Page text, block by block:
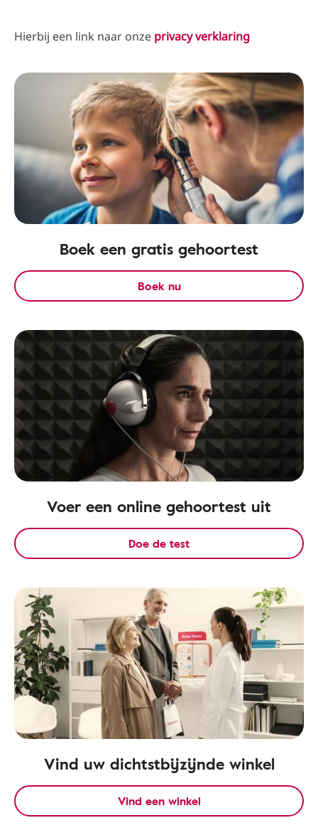
Hierbij een link naar onze privacy verklaring
Boek een gratis gehoortest
Boek nu
Voer een online gehoortest uit
Doe de test
Vind uw dichtstbijzijnde winkel
Vind een winkel